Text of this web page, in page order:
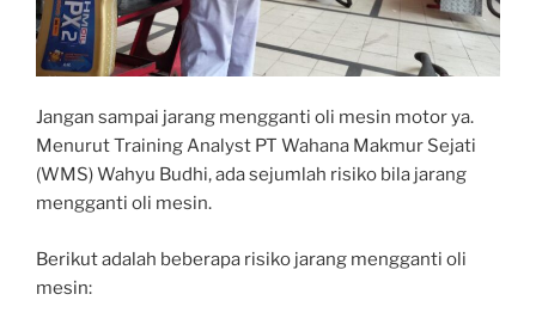
Jangan sampai jarang mengganti oli mesin motor ya.
Menurut Training Analyst PT Wahana Makmur Sejati
(WMS) Wahyu Budhi, ada sejumlah risiko bila jarang
mengganti oli mesin.
Berikut adalah beberapa risiko jarang mengganti oli
mesin: